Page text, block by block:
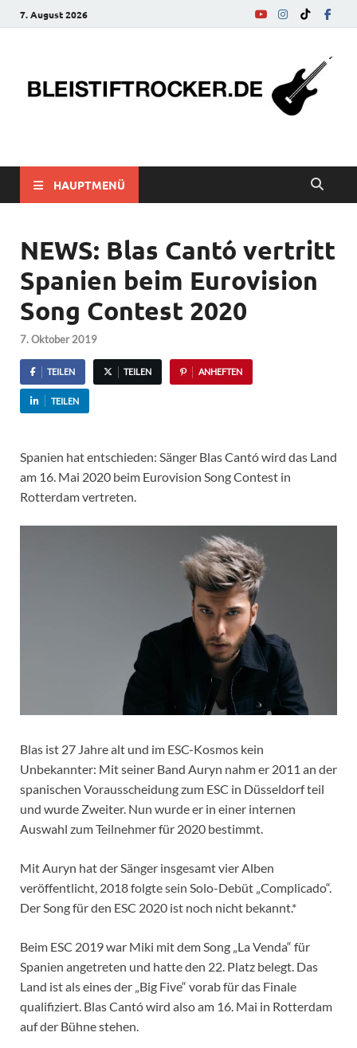
7. August 2026
bleistiftrocker.de
HAUPTMENÜ
NEWS: Blas Cantó vertritt
Spanien beim Eurovision
Song Contest 2020
7. Oktober 2019
TEILEN TEILEN ANHEFTEN
TEILEN
Spanien hat entschieden: Sänger Blas Cantó wird das Land
am 16. Mai 2020 beim Eurovision Song Contest in
Rotterdam vertreten.
Blas ist 27 Jahre alt und im ESC-Kosmos kein
Unbekannter: Mit seiner Band Auryn nahm er 2011 an der
spanischen Vorausscheidung zum ESC in Düsseldorf teil
und wurde Zweiter. Nun wurde er in einer internen
Auswahl zum Teilnehmer für 2020 bestimmt.
Mit Auryn hat der Sänger insgesamt vier Alben
veröffentlicht, 2018 folgte sein Solo-Debüt „Complicado“.
Der Song für den ESC 2020 ist noch nicht bekannt.*
Beim ESC 2019 war Miki mit dem Song „La Venda“ für
Spanien angetreten und hatte den 22. Platz belegt. Das
Land ist als eines der „Big Five“ vorab für das Finale
qualifiziert. Blas Cantó wird also am 16. Mai in Rotterdam
auf der Bühne stehen.